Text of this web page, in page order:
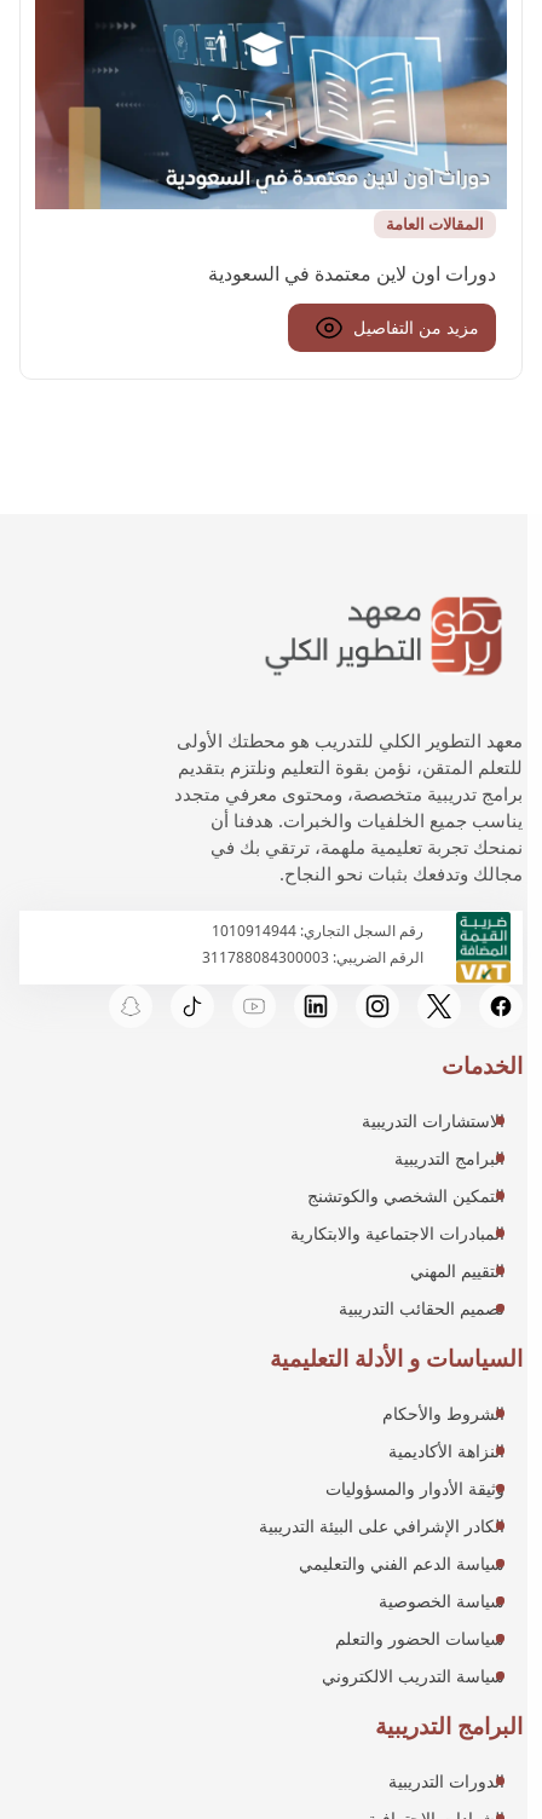
المقالات العامة
دورات اون لاين معتمدة في السعودية
مزيد من التفاصيل
معهد التطوير الكلي للتدريب هو محطتك الأولى
للتعلم المتقن، نؤمن بقوة التعليم ونلتزم بتقديم
برامج تدريبية متخصصة، ومحتوى معرفي متجدد
يناسب جميع الخلفيات والخبرات. هدفنا أن
نمنحك تجربة تعليمية ملهمة، ترتقي بك في
مجالك وتدفعك بثبات نحو النجاح.
رقم السجل التجاري: 1010914944
الرقم الضريبي: 311788084300003
الخدمات
الاستشارات التدريبية
البرامج التدريبية
التمكين الشخصي والكوتشنج
المبادرات الاجتماعية والابتكارية
التقييم المهني
تصميم الحقائب التدريبية
السياسات و الأدلة التعليمية
الشروط والأحكام
النزاهة الأكاديمية
وثيقة الأدوار والمسؤوليات
الكادر الإشرافي على البيئة التدريبية
سياسة الدعم الفني والتعليمي
سياسة الخصوصية
سياسات الحضور والتعلم
سياسة التدريب الالكتروني
البرامج التدريبية
الدورات التدريبية